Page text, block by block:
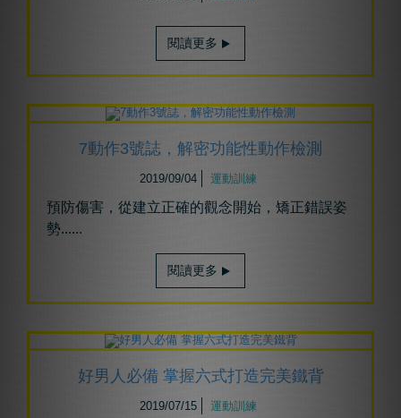
閱讀更多
7動作3號誌，解密功能性動作檢測
2019/09/04 運動訓練
預防傷害，從建立正確的觀念開始，矯正錯誤姿
勢......
閱讀更多
好男人必備 掌握六式打造完美鐵背
2019/07/15 運動訓練